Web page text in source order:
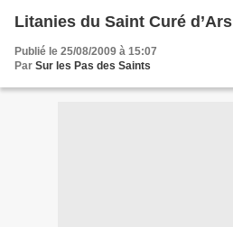
Litanies du Saint Curé d’Ars
Publié le 25/08/2009 à 15:07
Par Sur les Pas des Saints